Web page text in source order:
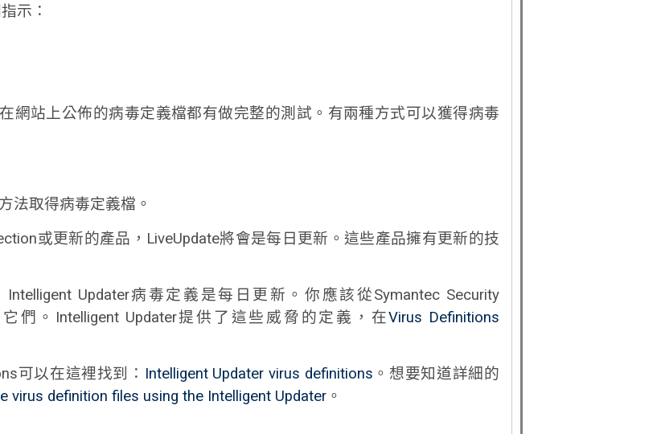
示：
網站上公佈的病毒定義檔都有做完整的測試。有兩種方式可以獲得病毒
法取得病毒定義檔。
或更新的產品，LiveUpdate將會是每日更新。這些產品擁有更新的技
Updater病毒定義是每日更新。你應該從Symantec Security
們。Intelligent Updater提供了這些威脅的定義，在Virus Definitions
可以在這裡找到： Intelligent Updater virus definitions 。想要知道詳細的
virus definition files using the Intelligent Updater 。